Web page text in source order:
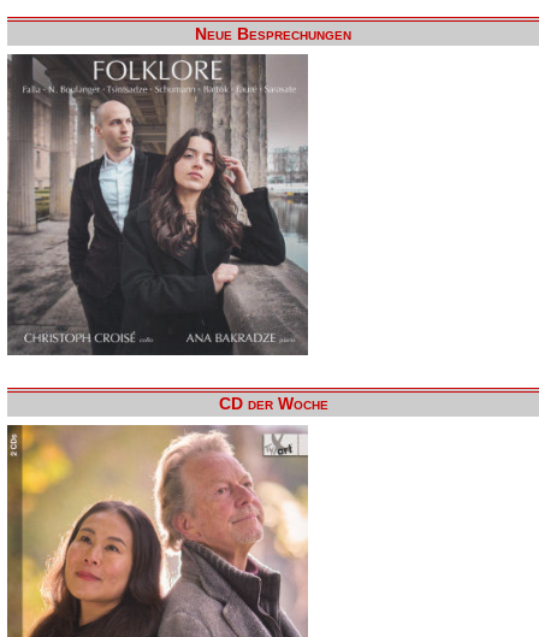
Neue Besprechungen
CD der Woche